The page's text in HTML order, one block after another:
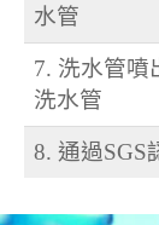
水管
7. 洗水管噴
洗水管
8. 通過SGS